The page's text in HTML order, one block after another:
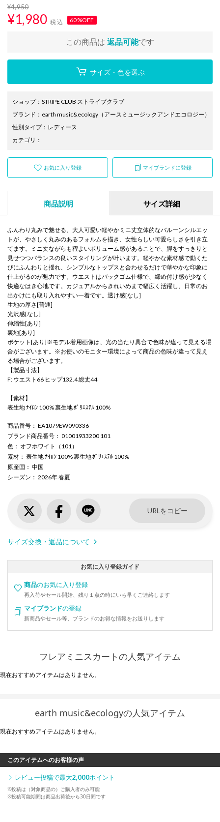
¥4,950
¥1,980 税込 60%OFF
この商品は 返品可能です
サイズ・色を選ぶ
ショップ： STRIPE CLUB ストライプクラブ
ブランド ： earth music&ecology （アースミュージックアンドエコロジー）
性別タイプ： レディース
カテゴリ ：
お気に入り登録 マイブランドに登録
商品説明 サイズ詳細
ふんわり丸みで魅せる、大人可愛い軽やかミニ丈立体的なバルーンシルエッ
トが、やさしく丸みのあるフォルムを描き、女性らしい可愛らしさを引き立
てます。ミニ丈ながらも程よいボリューム感があることで、脚をすっきりと
見せつつバランスの良いスタイリングが叶います。軽やかな素材感で動くた
びにふんわりと揺れ、シンプルなトップスと合わせるだけで華やかな印象に
仕上がるのが魅力です。ウエストはバックゴム仕様で、締め付け感が少なく
快適なはき心地です。カジュアルからきれいめまで幅広く活躍し、日常のお
出かけにも取り入れやすい一着です。透け感[なし]
生地の厚さ[普通]
光沢感[なし]
伸縮性[あり]
裏地[あり]
ポケット[あり]※モデル着用画像は、光の当たり具合で色味が違って見える場
合がございます。※お使いのモニター環境によって商品の色味が違って見え
る場合がございます。
【製品寸法】
F: ウエスト66 ヒップ132.4 総丈44
【素材】
表生地 ﾅｲﾛﾝ 100% 裏生地 ﾎﾟﾘｴｽﾃﾙ 100%
商品番号 ： EA1079EW090336
ブランド商品番号 ： 01001933200 101
色 ： オフホワイト（101）
素材 ： 表生地 ﾅｲﾛﾝ 100% 裏生地 ﾎﾟﾘｴｽﾃﾙ 100%
原産国 ： 中国
シーズン ： 2026年 春夏
URLをコピー
サイズ交換・返品について
お気に入り登録ガイド
商品のお気に入り登録
再入荷やセール開始、残り１点の時にいち早くご連絡します
マイブランドの登録
新商品やセール等、ブランドのお得な情報をお送りします
フレアミニスカートの人気アイテム
現在おすすめアイテムはありません。
earth music&ecologyの人気アイテム
現在おすすめアイテムはありません。
このアイテムへのお客様の声
レビュー投稿で最大2,000ポイント
※投稿は（対象商品の）ご購入者のみ可能
※投稿可能期間は商品出荷後から30日間です